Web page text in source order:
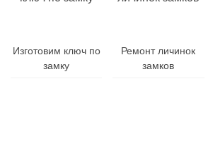
Изготовим ключ по
замку
Ремонт личинок
замков